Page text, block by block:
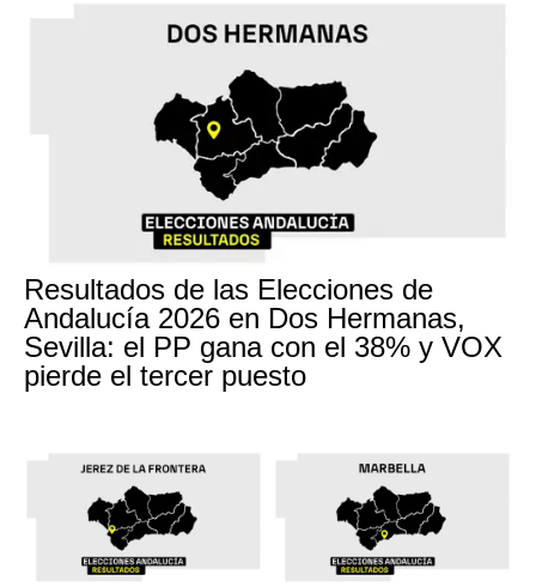
Resultados de las Elecciones de
Andalucía 2026 en Dos Hermanas,
Sevilla: el PP gana con el 38% y VOX
pierde el tercer puesto